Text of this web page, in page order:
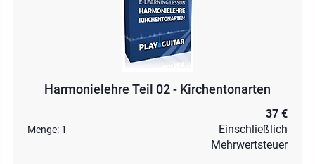
Harmonielehre Teil 02 - Kirchentonarten
Menge: 1
37 €
Einschließlich
Mehrwertsteuer